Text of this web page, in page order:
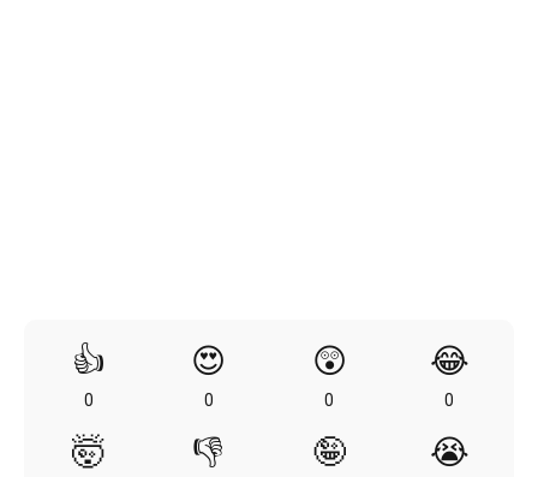
👍
0
😍
0
😲
0
😂
0
🤯 👎 🤪 😭